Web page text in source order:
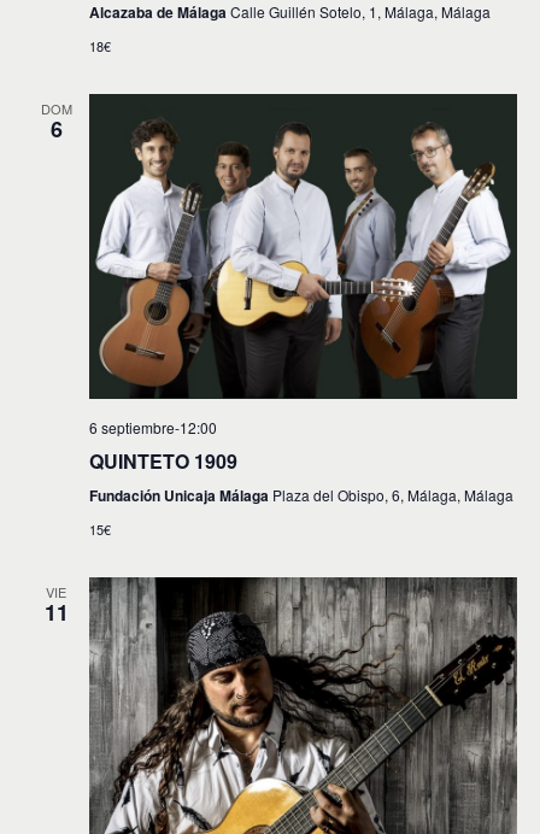
Alcazaba de MálagaCalle Guillén Sotelo, 1, Málaga, Málaga
18€
DOM
6
6 septiembre-12:00
QUINTETO 1909
Fundación Unicaja Málaga Plaza del Obispo, 6, Málaga, Málaga
15€
VIE
11